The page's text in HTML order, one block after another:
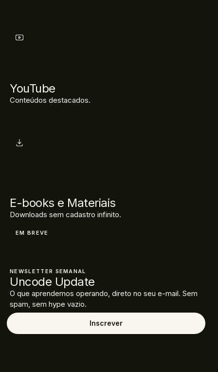
YouTube
Conteúdos destacados.
E-books e Materiais
Downloads sem cadastro infinito.
EM BREVE
NEWSLETTER SEMANAL
Uncode Update
O que aprendemos operando, direto no seu e-mail. Sem
spam, sem hype vazio.
Inscrever